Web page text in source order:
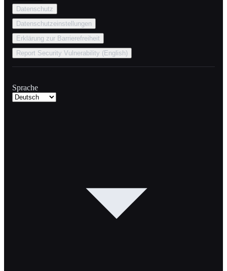
Datenschutz
Datenschutzeinstellungen
Erklärung zur Barrierefreiheit
Report Security Vulnerability (English)
Sprache